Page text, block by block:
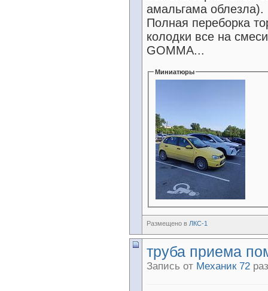
амальгама облезла).
Полная переборка
колодки все на
GOMMA...
Миниатюры
Размещено в ЛКС-1
труба приема
Запись от Механик 72